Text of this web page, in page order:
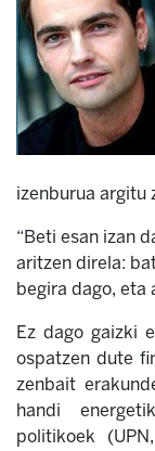
izenburua argitu
“Beti esan izan
aritzen direla:
begira dago, eta
Ez dago gaizki
ospatzen dute
zenbait
handi
politikoek